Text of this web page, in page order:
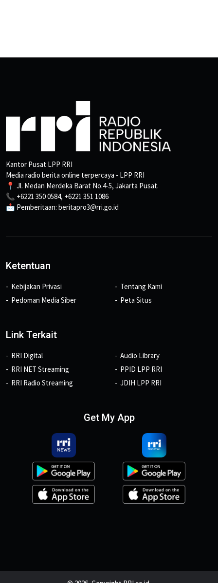
Kantor Pusat LPP RRI
Media radio berita online terpercaya - LPP RRI
📍 Jl. Medan Merdeka Barat No.4-5, Jakarta Pusat.
📞 +6221 350 0584, +6221 351 1086
📩 Pemberitaan: beritapro3@rri.go.id
Ketentuan
Kebijakan Privasi
Pedoman Media Siber
Tentang Kami
Peta Situs
Link Terkait
RRI Digital
RRI NET Streaming
RRI Radio Streaming
Audio Library
PPID LPP RRI
JDIH LPP RRI
Get My App